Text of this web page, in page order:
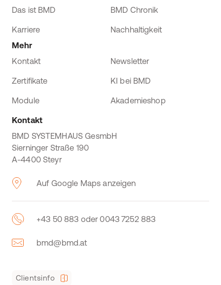
Das ist BMD
Karriere
BMD Chronik
Nachhaltigkeit
Mehr
Kontakt
Newsletter
Zertifikate KI bei BMD
Module Akademieshop
Kontakt
BMD SYSTEMHAUS GesmbH
Sierninger Straße 190
A-4400 Steyr
Auf Google Maps anzeigen
+43 50 883 oder 0043 7252 883
bmd@bmd.at
Clientsinfo